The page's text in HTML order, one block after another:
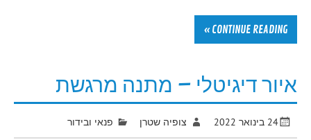
CONTINUE READING »
איור דיגיטלי – מתנה מרגשת
24 בינואר 2022 צופיה שטרן פנאי ובידור